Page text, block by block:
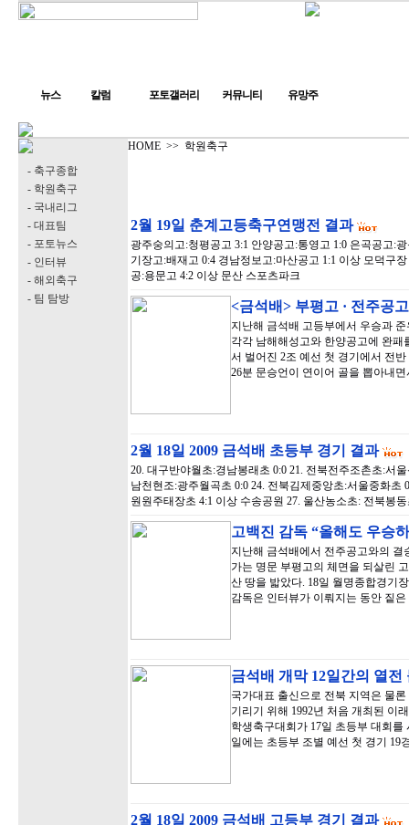
뉴스 칼럼 포토갤러리 커뮤니티 유망주
- 축구종합
- 학원축구
- 국내리그
- 대표팀
- 포토뉴스
- 인터뷰
- 해외축구
- 팀 탐방
HOME >> 학원축구
2월 19일 춘계고등축구연맹전 결과
광주숭의고:청평공고 3:1 안양공고:통영고 1:0 은곡공고:
기장고:배재고 0:4 경남정보고:마산공고 1:1 이상 모덕구
공:용문고 4:2 이상 문산 스포츠파크
<금석배> 부평고 · 전주공
지난해 금석배 고등부에서 우승과
각각 남해해성고와 한양공고에 완
서 벌어진 2조 예선 첫 경기에서 전
26분 문승언이 연이어 골을 뽑아내
2월 18일 2009 금석배 초등부 경기 결과
20. 대구반야월초:경남봉래초 0:0 21. 전북전주조촌초:서
남천현조:광주월곡초 0:0 24. 전북김제중앙초:서울중화초
원원주태장초 4:1 이상 수송공원 27. 울산농소초: 전북봉
고백진 감독 “올해도 우승
지난해 금석배에서 전주공고와의
가는 명문 부평고의 체면을 되살린
산 땅을 밟았다. 18일 월명종합경기
감독은 인터뷰가 이뤄지는 동안 짙
금석배 개막 12일간의 열전
국가대표 출신으로 전북 지역은 물
기리기 위해 1992년 처음 개최된 이
학생축구대회가 17일 초등부 대회
일에는 초등부 조별 예선 첫 경기 19
2월 18일 2009 금석배 고등부 경기 결과